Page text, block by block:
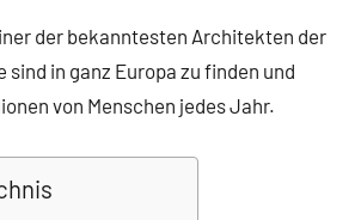
der bekanntesten Architekten der
sind in ganz Europa zu finden und
von Menschen jedes Jahr.